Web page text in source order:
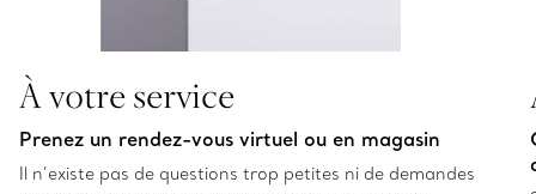
À votre service
Prenez un rendez-vous virtuel ou en magasin
Il n’existe pas de questions trop petites ni de demandes